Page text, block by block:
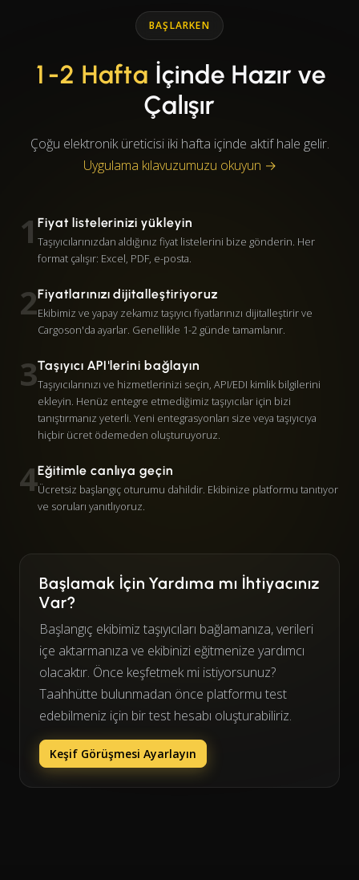
BAŞLARKEN
1-2 Hafta İçinde Hazır ve
Çalışır
Çoğu elektronik üreticisi iki hafta içinde aktif hale gelir.
Uygulama kılavuzumuzu okuyun →
1 Fiyat listelerinizi yükleyin
Taşıyıcılarınızdan aldığınız fiyat listelerini bize gönderin. Her
format çalışır: Excel, PDF, e-posta.
2Fiyatlarınızı dijitalleştiriyoruz
Ekibimiz ve yapay zekamız taşıyıcı fiyatlarınızı dijitalleştirir ve
Cargoson'da ayarlar. Genellikle 1-2 günde tamamlanır.
3Taşıyıcı API'lerini bağlayın
Taşıyıcılarınızı ve hizmetlerinizi seçin, API/EDI kimlik bilgilerini
ekleyin. Henüz entegre etmediğimiz taşıyıcılar için bizi
tanıştırmanız yeterli. Yeni entegrasyonları size veya taşıyıcıya
hiçbir ücret ödemeden oluşturuyoruz.
4Eğitimle canlıya geçin
Ücretsiz başlangıç oturumu dahildir. Ekibinize platformu tanıtıyor
ve soruları yanıtlıyoruz.
Başlamak İçin Yardıma mı İhtiyacınız
Var?
Başlangıç ekibimiz taşıyıcıları bağlamanıza, verileri
içe aktarmanıza ve ekibinizi eğitmenize yardımcı
olacaktır. Önce keşfetmek mi istiyorsunuz?
Taahhütte bulunmadan önce platformu test
edebilmeniz için bir test hesabı oluşturabiliriz.
Keşif Görüşmesi Ayarlayın